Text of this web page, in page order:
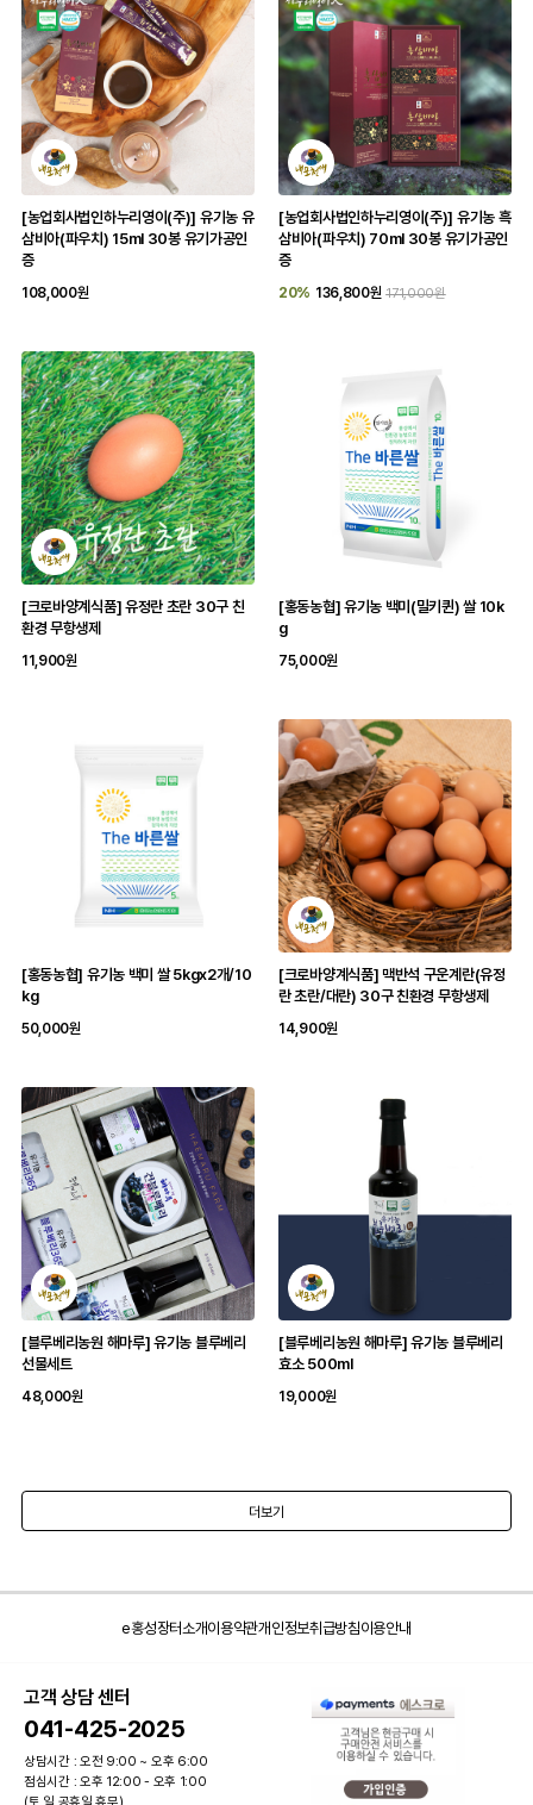
[농업회사법인하누리영이(주)] 유기농 유
삼비아(파우치) 15ml 30봉 유기가공인
증
108,000원
[농업회사법인하누리영이(주)] 유기농 흑
삼비아(파우치) 70ml 30봉 유기가공인
증
20% 136,800원 171,000원
[크로바양계식품] 유정란 초란 30구 친
환경 무항생제
11,900원
[홍동농협] 유기농 백미(밀키퀸) 쌀 10k
g
75,000원
[홍동농협] 유기농 백미 쌀 5kgx2개/10
kg
50,000원
[크로바양계식품] 맥반석 구운계란(유정
란 초란/대란) 30구 친환경 무항생제
14,900원
[블루베리농원 해마루] 유기농 블루베리
선물세트
48,000원
[블루베리농원 해마루] 유기농 블루베리
효소 500ml
19,000원
더보기
e홍성장터소개이용약관개인정보취급방침이용안내
고객 상담 센터
041-425-2025
상담시간 : 오전 9:00 ~ 오후 6:00
점심시간 : 오후 12:00 - 오후 1:00